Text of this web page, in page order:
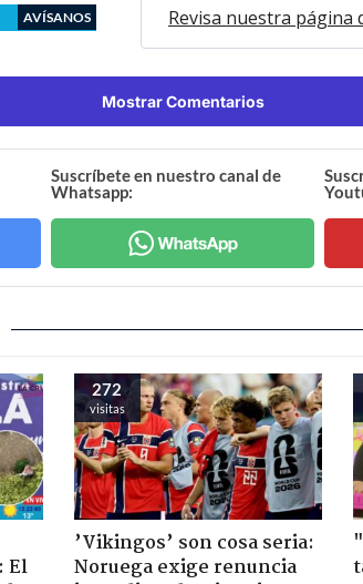
AVÍSANOS Revisa nuestra página
Mostrar Comentarios
Suscríbete en nuestro canal de
Whatsapp:
El
272
visitas
’Vikingos’ son cosa seria:
Noruega exige renuncia